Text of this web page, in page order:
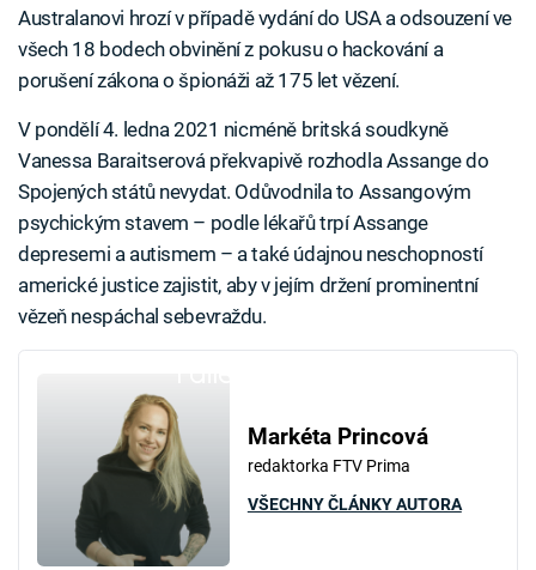
Australanovi hrozí v případě vydání do USA a odsouzení ve
všech 18 bodech obvinění z pokusu o hackování a
porušení zákona o špionáži až 175 let vězení.
V pondělí 4. ledna 2021 nicméně britská soudkyně
Vanessa Baraitserová překvapivě rozhodla Assange do
Spojených států nevydat. Odůvodnila to Assangovým
psychickým stavem – podle lékařů trpí Assange
depresemi a autismem – a také údajnou neschopností
americké justice zajistit, aby v jejím držení prominentní
vězeň nespáchal sebevraždu.
Markéta Princová
redaktorka FTV Prima
VŠECHNY ČLÁNKY AUTORA